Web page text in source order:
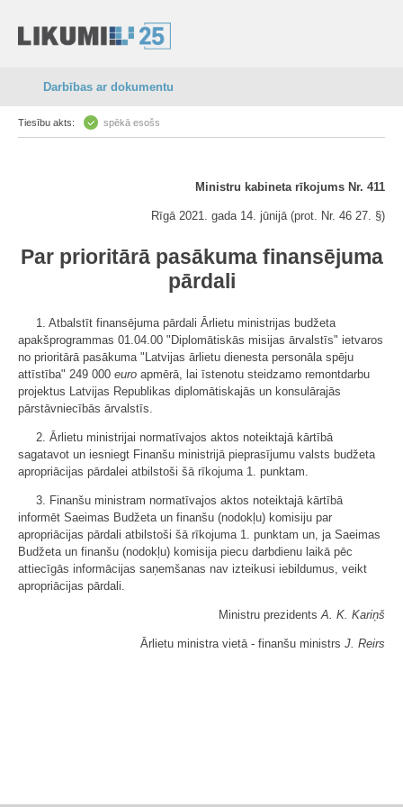
Darbības ar dokumentu
Tiesību akts: spēkā esošs
Ministru kabineta rīkojums Nr. 411
Rīgā 2021. gada 14. jūnijā (prot. Nr. 46 27. §)
Par prioritārā pasākuma finansējuma
pārdali
1. Atbalstīt finansējuma pārdali Ārlietu ministrijas budžeta
apakšprogrammas 01.04.00 "Diplomātiskās misijas ārvalstīs" ietvaros
no prioritārā pasākuma "Latvijas ārlietu dienesta personāla spēju
attīstība" 249 000 euro apmērā, lai īstenotu steidzamo remontdarbu
projektus Latvijas Republikas diplomātiskajās un konsulārajās
pārstāvniecībās ārvalstīs.
2. Ārlietu ministrijai normatīvajos aktos noteiktajā kārtībā
sagatavot un iesniegt Finanšu ministrijā pieprasījumu valsts budžeta
apropriācijas pārdalei atbilstoši šā rīkojuma 1. punktam.
3. Finanšu ministram normatīvajos aktos noteiktajā kārtībā
informēt Saeimas Budžeta un finanšu (nodokļu) komisiju par
apropriācijas pārdali atbilstoši šā rīkojuma 1. punktam un, ja Saeimas
Budžeta un finanšu (nodokļu) komisija piecu darbdienu laikā pēc
attiecīgās informācijas saņemšanas nav izteikusi iebildumus, veikt
apropriācijas pārdali.
Ministru prezidentsA. K. Kariņš
Ārlietu ministra vietā - finanšu ministrs J. Reirs